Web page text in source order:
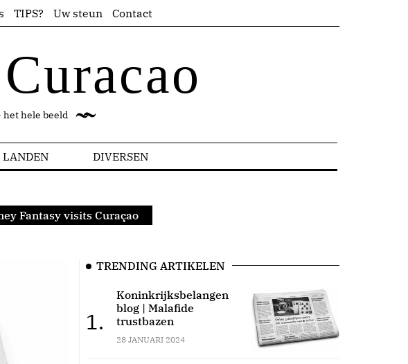
TIPS? Uw steun Contact
het hele beeld
LANDEN DIVERSEN
Fantasy visits Curaçao
TRENDING ARTIKELEN
1.
Koninkrijksbelangen
blog | Malafide
trustbazen
28 JANUARI 2024